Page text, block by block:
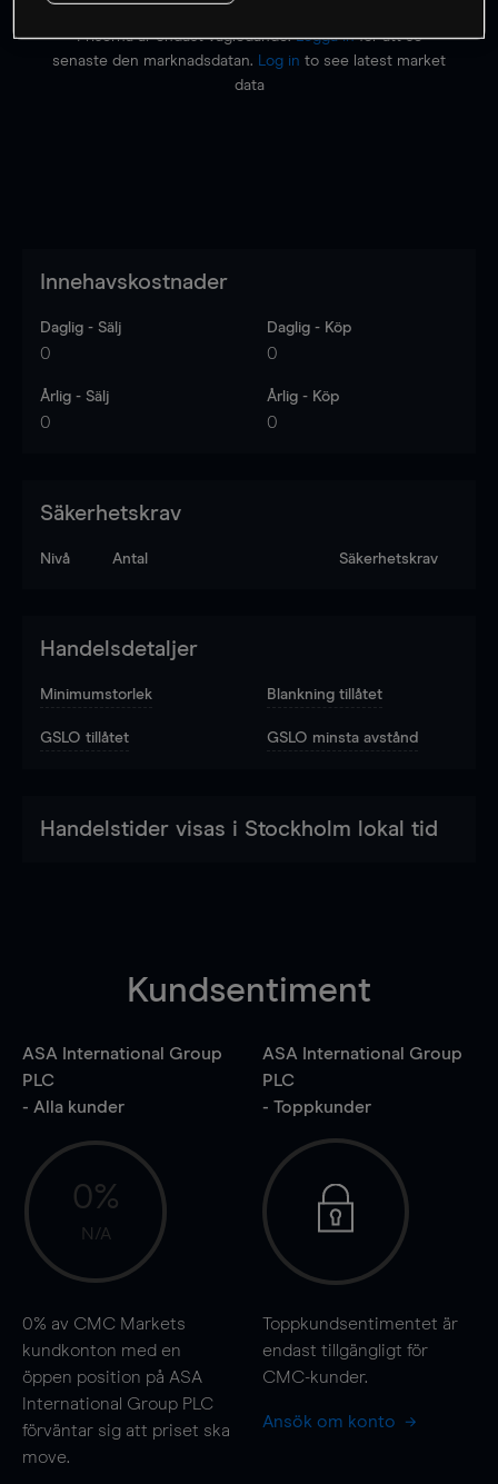
Priserna är endast vägledande.Logga inför att se
senaste den marknadsdatan.
Log in to see latest market
data
Innehavskostnader
Daglig - Sälj
0
Daglig - Köp
0
Årlig - Sälj
0
Årlig - Köp
0
Säkerhetskrav
Nivå Antal Säkerhetskrav
Handelsdetaljer
Minimumstorlek Blankning tillåtet
GSLO tillåtet GSLO minsta avstånd
Handelstider visas i Stockholm lokal tid
Kundsentiment
ASA International Group
PLC
- Alla kunder
0%
N/A
0% av CMC Markets
kundkonton med en
öppen position på ASA
International Group PLC
förväntar sig att priset ska
move.
ASA International Group
PLC
- Toppkunder
Toppkundsentimentet är
endast tillgängligt för
CMC-kunder.
Ansök om konto